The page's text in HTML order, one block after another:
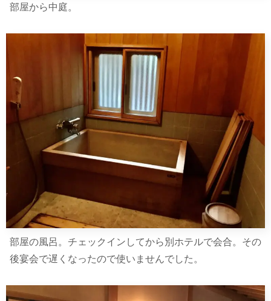
部屋から中庭。
部屋の風呂。チェックインしてから別ホテルで会合。その
後宴会で遅くなったので使いませんでした。